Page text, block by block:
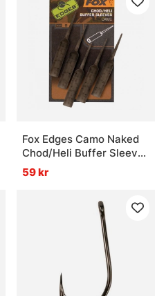
Fox Edges Camo Naked
Chod/Heli Buffer Sleeves
6pcs
59 kr